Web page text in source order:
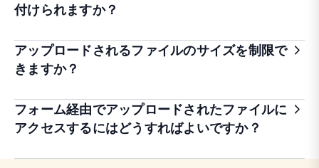
付けられますか？
アップロードされるファイルのサイズを制限で
きますか？
フォーム経由でアップロードされたファイルに
アクセスするにはどうすればよいですか？